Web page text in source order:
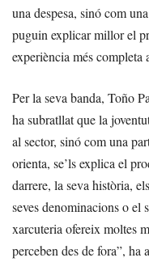
una despesa, sinó com
puguin explicar millor el
experiència més completa
Per la seva banda, Toño
ha subratllat que la
al sector, sinó com una
orienta, se’ls explica el
darrere, la seva història,
seves denominacions o el
xarcuteria ofereix moltes
perceben des de fora”, ha